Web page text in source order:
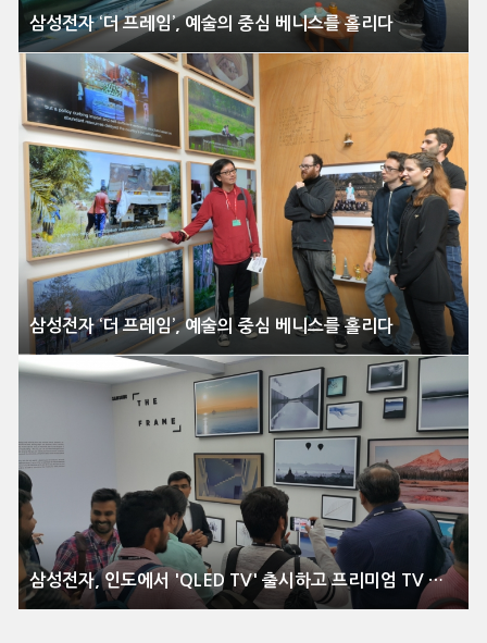
삼성전자 ‘더 프레임’, 예술의 중심 베니스를 홀리다
삼성전자 ‘더 프레임’, 예술의 중심 베니스를 홀리다
삼성전자, 인도에서 'QLED TV' 출시하고 프리미엄 TV 시장 수성 나서